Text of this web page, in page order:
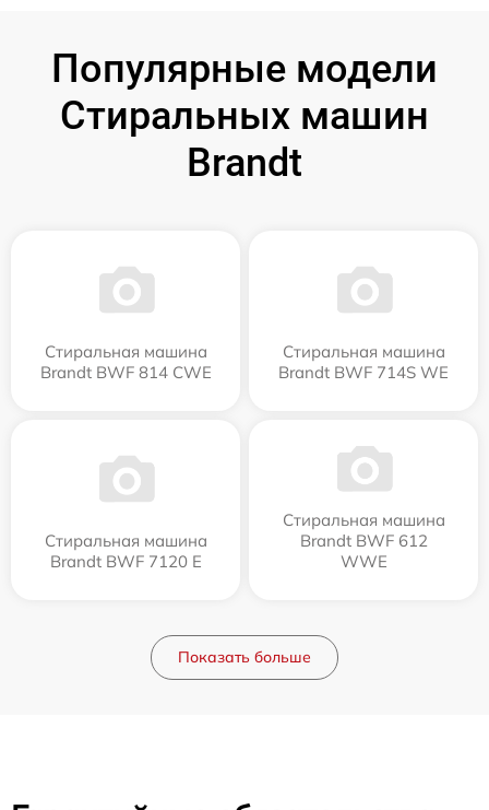
Популярные модели
Стиральных машин
Brandt
Стиральная машина
Brandt BWF 814 CWE
Стиральная машина
Brandt BWF 714S WE
Стиральная машина
Brandt BWF 7120 E
Стиральная машина
Brandt BWF 612
WWE
Показать больше